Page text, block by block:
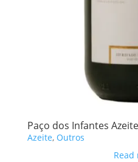
Paço dos Infantes
Azeite, Outros
Read